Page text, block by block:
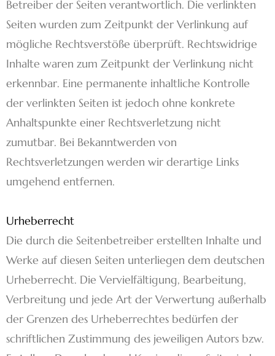
Betreiber der Seiten verantwortlich. Die verlinkten
Seiten wurden zum Zeitpunkt der Verlinkung auf
mögliche Rechtsverstöße überprüft. Rechtswidrige
Inhalte waren zum Zeitpunkt der Verlinkung nicht
erkennbar. Eine permanente inhaltliche Kontrolle
der verlinkten Seiten ist jedoch ohne konkrete
Anhaltspunkte einer Rechtsverletzung nicht
zumutbar. Bei Bekanntwerden von
Rechtsverletzungen werden wir derartige Links
umgehend entfernen.
Urheberrecht
Die durch die Seitenbetreiber erstellten Inhalte und
Werke auf diesen Seiten unterliegen dem deutschen
Urheberrecht. Die Vervielfältigung, Bearbeitung,
Verbreitung und jede Art der Verwertung außerhalb
der Grenzen des Urheberrechtes bedürfen der
schriftlichen Zustimmung des jeweiligen Autors bzw.